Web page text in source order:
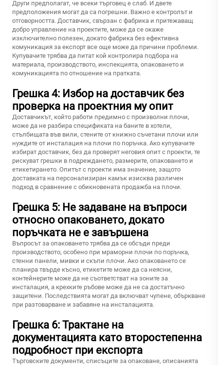
Други предполагат, че всеки търговец е слаб. И двете
предположения могат да са погрешни. Важно е контролът и
отговорността. Доставчик, свързан с фабрика и притежаващ
добро управление на проектите, може да се окаже
изключително полезен, докато фабрика без ефективна
комуникация за експорт все още може да причини проблеми.
Купувачите трябва да питат кой контролира подбора на
материала, производството, инспекцията, опаковането и
комуникацията по отношение на пратката.
Грешка 4: Избор на доставчик без
проверка на проектния му опит
Доставчикът, който работи предимно с произволни плочи,
може да не разбира спецификата на баните в хотели,
стълбищата във вили, стените от книжно съчетани плочи или
нуждите от инсталация на плочи по поръчка. Ако купувачите
избират доставчик, без да проверят неговия опит с проекти, те
рискуват грешки в подреждането, размерите, опаковането и
етикетирането. Опитът с проекти има значение, защото
доставката на персонализиран камък изисква различен
подход в сравнение с обикновената продажба на плочи.
Грешка 5: Не задаване на въпроси
относно опаковането, докато
поръчката не е завършена
Въпросът за опаковането трябва да се обсъди преди
производството, особено при мраморни плочи по поръчка,
стенни панели, мивки и скъпи плочи. Ако опаковането се
планира твърде късно, етикетите може да са неясни,
контейнерите може да не съответстват на зоните за
инсталация, а крехките ръбове може да не са достатъчно
защитени. Последствията могат да включват чупене, объркване
при разтоварване и забавяне на инсталацията.
Грешка 6: Трактане на
документацията като второстепенна
подробност при експорта
Търговските документи, списъците за опаковане, описанията